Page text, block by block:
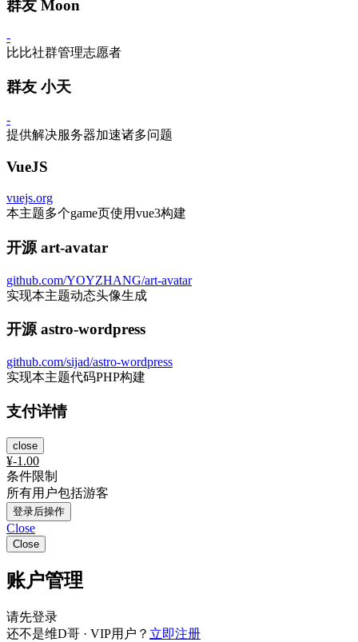
群友 Moon
-
比比社群管理志愿者
群友 小天
-
提供解决服务器加速诸多问题
VueJS
vuejs.org
本主题多个game页使用vue3构建
开源 art-avatar
github.com/YOYZHANG/art-avatar
实现本主题动态头像生成
开源 astro-wordpress
github.com/sijad/astro-wordpress
实现本主题代码PHP构建
支付详情
close
¥-1.00
条件限制
所有用户包括游客
登录后操作
Close
Close
账户管理
请先登录
还不是维D哥 · VIP用户？ 立即注册